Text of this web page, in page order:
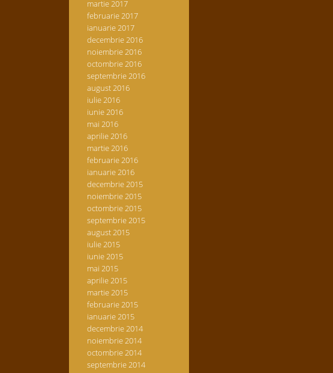
martie 2017
februarie 2017
ianuarie 2017
decembrie 2016
noiembrie 2016
octombrie 2016
septembrie 2016
august 2016
iulie 2016
iunie 2016
mai 2016
aprilie 2016
martie 2016
februarie 2016
ianuarie 2016
decembrie 2015
noiembrie 2015
octombrie 2015
septembrie 2015
august 2015
iulie 2015
iunie 2015
mai 2015
aprilie 2015
martie 2015
februarie 2015
ianuarie 2015
decembrie 2014
noiembrie 2014
octombrie 2014
septembrie 2014